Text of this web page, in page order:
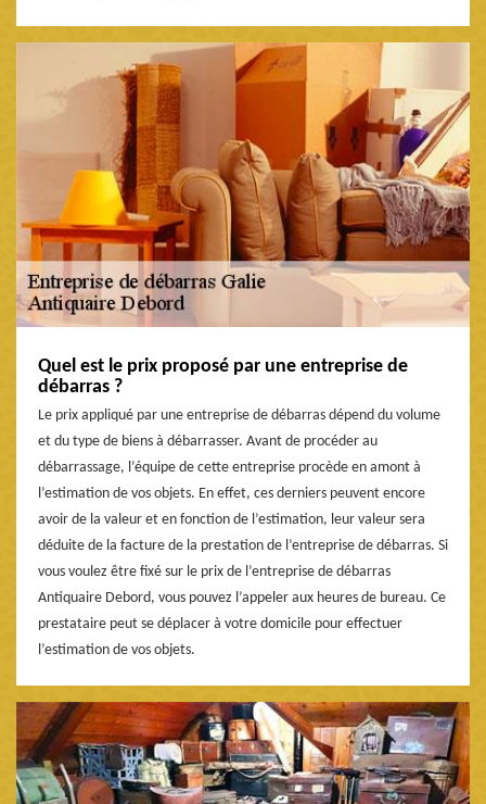
Quel est le prix proposé par une entreprise de
débarras ?
Le prix appliqué par une entreprise de débarras dépend du volume
et du type de biens à débarrasser. Avant de procéder au
débarrassage, l’équipe de cette entreprise procède en amont à
l’estimation de vos objets. En effet, ces derniers peuvent encore
avoir de la valeur et en fonction de l’estimation, leur valeur sera
déduite de la facture de la prestation de l’entreprise de débarras. Si
vous voulez être fixé sur le prix de l’entreprise de débarras
Antiquaire Debord, vous pouvez l’appeler aux heures de bureau. Ce
prestataire peut se déplacer à votre domicile pour effectuer
l’estimation de vos objets.